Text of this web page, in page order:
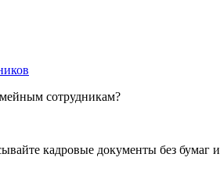
сотрудникам?
кадровые документы без бумаг